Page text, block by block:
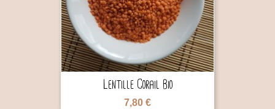
Lentille Corail Bio
7,80 €